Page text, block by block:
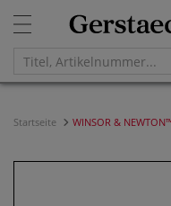
Startseite WINSOR &